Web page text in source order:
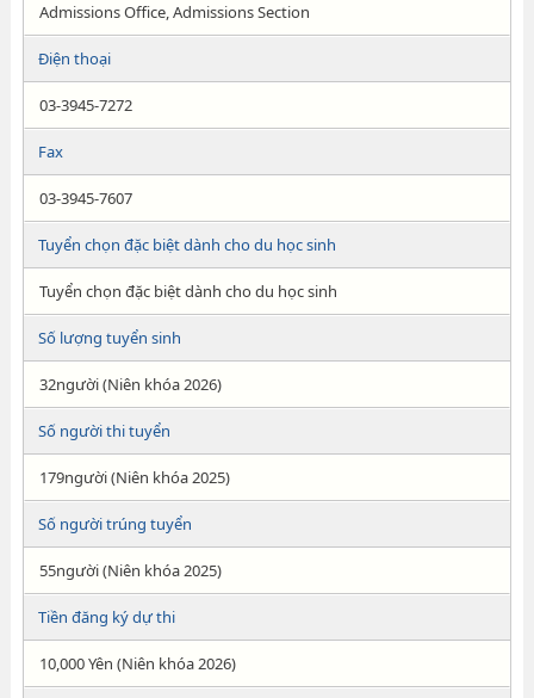
Admissions Office, Admissions Section
Điện thoại
03-3945-7272
Fax
03-3945-7607
Tuyển chọn đặc biệt dành cho du học sinh
Tuyển chọn đặc biệt dành cho du học sinh
Số lượng tuyển sinh
32người (Niên khóa 2026)
Số người thi tuyển
179người (Niên khóa 2025)
Số người trúng tuyển
55người (Niên khóa 2025)
Tiền đăng ký dự thi
10,000 Yên (Niên khóa 2026)